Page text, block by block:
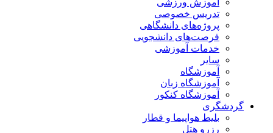
آموزش ورزشی
تدریس خصوصی
پروژه‌های دانشگاهی
فرصت‌های دانشجویی
خدمات آموزشی
سایر
آموزشگاه
آموزشگاه زبان
آموزشگاه کنکور
گردشگری
بلیط هواپیما و قطار
رزرو هتل